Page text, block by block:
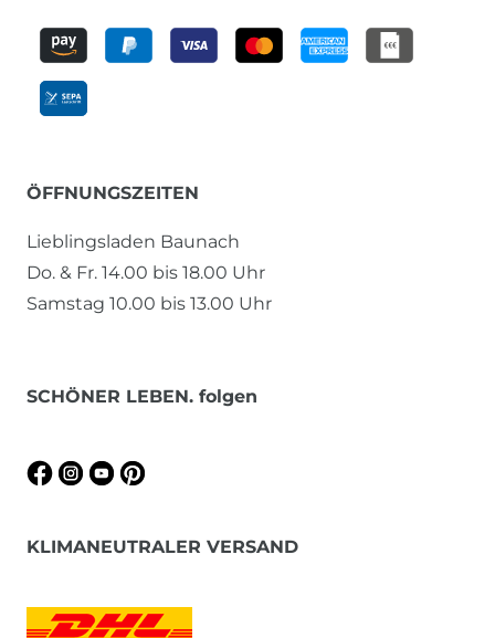
ÖFFNUNGSZEITEN
Lieblingsladen Baunach
Do. & Fr. 14.00 bis 18.00 Uhr
Samstag 10.00 bis 13.00 Uhr
SCHÖNER LEBEN. folgen
KLIMANEUTRALER VERSAND